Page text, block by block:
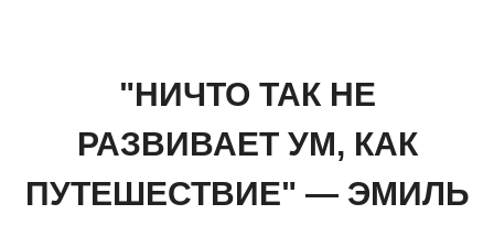
"НИЧТО ТАК НЕ
РАЗВИВАЕТ УМ, КАК
ПУТЕШЕСТВИЕ" — ЭМИЛЬ